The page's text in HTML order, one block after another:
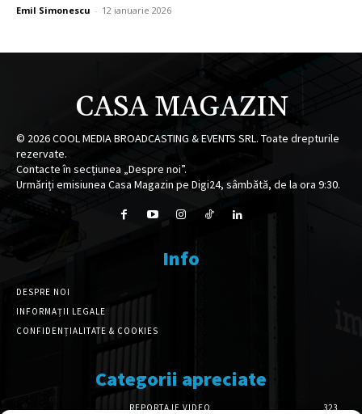
Emil Simonescu - 12 ianuarie 2026
CASA MAGAZIN
© 2026COOL MEDIA BROADCASTING & EVENTS SRL. Toate drepturile
rezervate.
Contacte în secțiunea „Despre noi”.
Urmăriți emisiunea Casa Magazin pe Digi24, sâmbătă, de la ora 9:30.
Info
DESPRE NOI
INFORMAȚII LEGALE
CONFIDENȚIALITATE & COOKIES
Categorii apreciate
REPORTAJE VIDEO 323